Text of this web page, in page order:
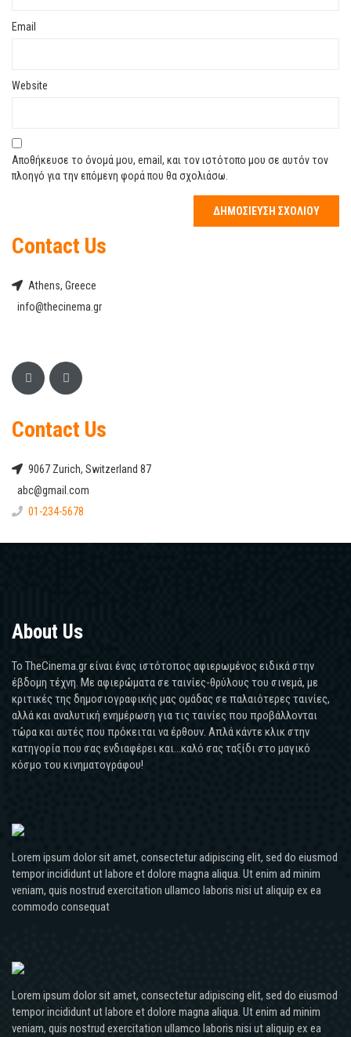
Email
Website
Αποθήκευσε το όνομά μου, email, και τον ιστότοπο μου σε αυτόν τον
πλοηγό για την επόμενη φορά που θα σχολιάσω.
Contact Us
Athens, Greece
info@thecinema.gr
Contact Us
9067 Zurich, Switzerland 87
abc@gmail.com
01-234-5678
About Us
Το TheCinema.gr είναι ένας ιστότοπος αφιερωμένος ειδικά στην
έβδομη τέχνη. Με αφιερώματα σε ταινίες-θρύλους του σινεμά, με
κριτικές της δημοσιογραφικής μας ομάδας σε παλαιότερες ταινίες,
αλλά και αναλυτική ενημέρωση για τις ταινίες που προβάλλονται
τώρα και αυτές που πρόκειται να έρθουν. Απλά κάντε κλικ στην
κατηγορία που σας ενδιαφέρει και...καλό σας ταξίδι στο μαγικό
κόσμο του κινηματογράφου!
Lorem ipsum dolor sit amet, consectetur adipiscing elit, sed do eiusmod
tempor incididunt ut labore et dolore magna aliqua. Ut enim ad minim
veniam, quis nostrud exercitation ullamco laboris nisi ut aliquip ex ea
commodo consequat
Lorem ipsum dolor sit amet, consectetur adipiscing elit, sed do eiusmod
tempor incididunt ut labore et dolore magna aliqua. Ut enim ad minim
veniam, quis nostrud exercitation ullamco laboris nisi ut aliquip ex ea